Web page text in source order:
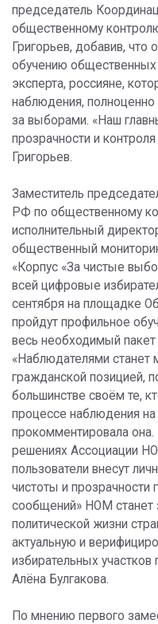
председатель
общественному
Григорьев, добавив, что
обучению
эксперта, россияне,
наблюдения,
за выборами. «Наш
прозрачности и
Григорьев.
Заместитель
РФ по общественному
исполнительный
общественный
«Корпус «За чистые
всей цифровые
сентября на площадке
пройдут профильное
весь необходимый
«Наблюдателями станет
гражданской позицией,
большинстве своём те,
процессе наблюдения
прокомментировала
решениях Ассоциации
пользователи внесут
чистоты и прозрачности
сообщений» НОМ станет
политической жизни
актуальную и
избирательных
Алёна Булгакова.
По мнению первого